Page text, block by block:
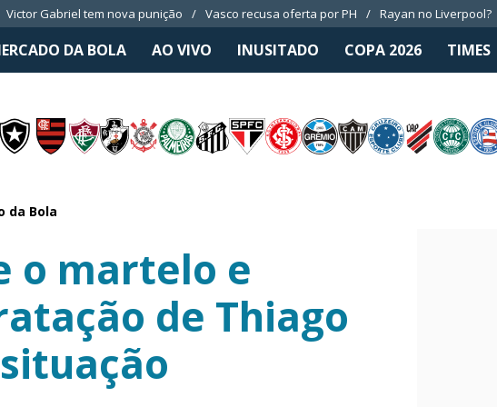
Victor Gabriel tem nova punição Vasco recusa oferta por PH Rayan no Liverpool?
DA BOLA AO VIVO INUSITADO COPA 2026 TIMES
da Bola
o martelo e
de Thiago